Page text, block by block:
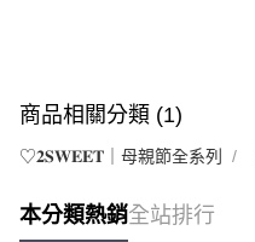
商品相關分類 (1)
♡𝟐𝐒𝐖𝐄𝐄𝐓｜母親節全系列
本分類熱銷全站排行